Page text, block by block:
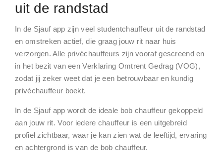
uit de randstad
In de Sjauf app zijn veel studentchauffeur uit de randstad
en omstreken actief, die graag jouw rit naar huis
verzorgen. Alle privéchauffeurs zijn vooraf gescreend en
in het bezit van een Verklaring Omtrent Gedrag (VOG),
zodat jij zeker weet dat je een betrouwbaar en kundig
privéchauffeur boekt.
In de Sjauf app wordt de ideale bob chauffeur gekoppeld
aan jouw rit. Voor iedere chauffeur is een uitgebreid
profiel zichtbaar, waar je kan zien wat de leeftijd, ervaring
en achtergrond is van de bob chauffeur.